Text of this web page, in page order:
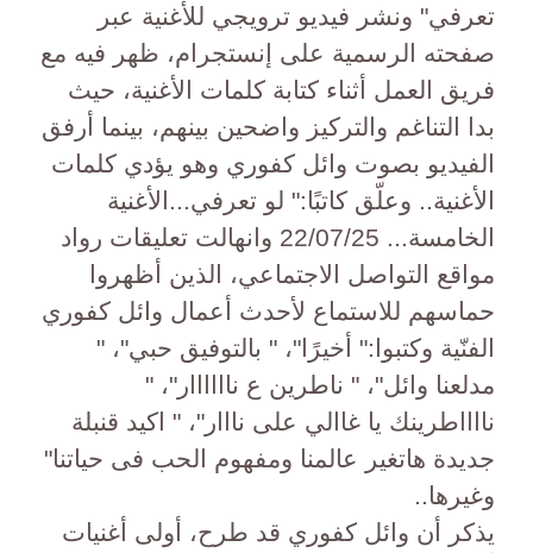
تعرفي" ونشر فيديو ترويجي للأغنية عبر
صفحته الرسمية على إنستجرام، ظهر فيه مع
فريق العمل أثناء كتابة كلمات الأغنية، حيث
بدا التناغم والتركيز واضحين بينهم، بينما أرفق
الفيديو بصوت وائل كفوري وهو يؤدي كلمات
الأغنية.. وعلّق كاتبًا:" لو تعرفي...الأغنية
الخامسة... 22/07/25 وانهالت تعليقات رواد
مواقع التواصل الاجتماعي، الذين أظهروا
حماسهم للاستماع لأحدث أعمال وائل كفوري
الفنّية وكتبوا:" أخيرًا"، " بالتوفيق حبي"، "
مدلعنا وائل"، " ناطرين ع ناااااار"، "
نااااطرينك يا غاالي على نااار"، " اكيد قنبلة
جديدة هاتغير عالمنا ومفهوم الحب فى حياتنا"
وغيرها..
يذكر أن وائل كفوري قد طرح، أولى أغنيات